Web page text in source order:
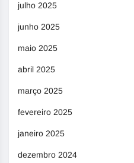
julho 2025
junho 2025
maio 2025
abril 2025
março 2025
fevereiro 2025
janeiro 2025
dezembro 2024